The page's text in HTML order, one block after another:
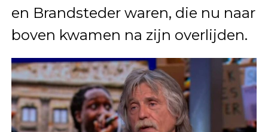
en Brandsteder waren, die nu naar
boven kwamen na zijn overlijden.